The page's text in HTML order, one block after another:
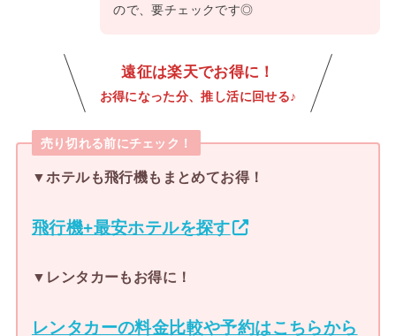
ので、要チェックです◎
遠征は楽天でお得に！
お得になった分、推し活に回せる♪
売り切れる前にチェック！
▼ホテルも飛行機もまとめてお得！
飛行機+最安ホテルを探す
▼レンタカーもお得に！
レンタカーの料金比較や予約はこちらから